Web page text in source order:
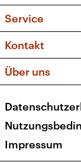
Musikliste
Kakadu
Service
FAQ
Apps
Kontakt
Social
Über uns
Presse
Karriere
Impressum